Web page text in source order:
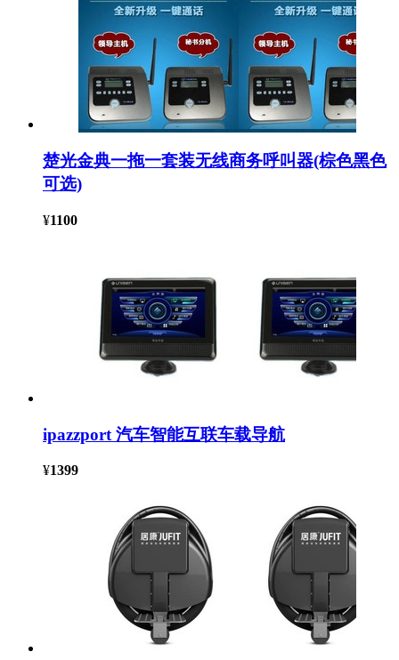
楚光金典一拖一套装无线商务呼叫器(棕色黑色
可选)
¥1100
ipazzport 汽车智能互联车载导航
¥1399